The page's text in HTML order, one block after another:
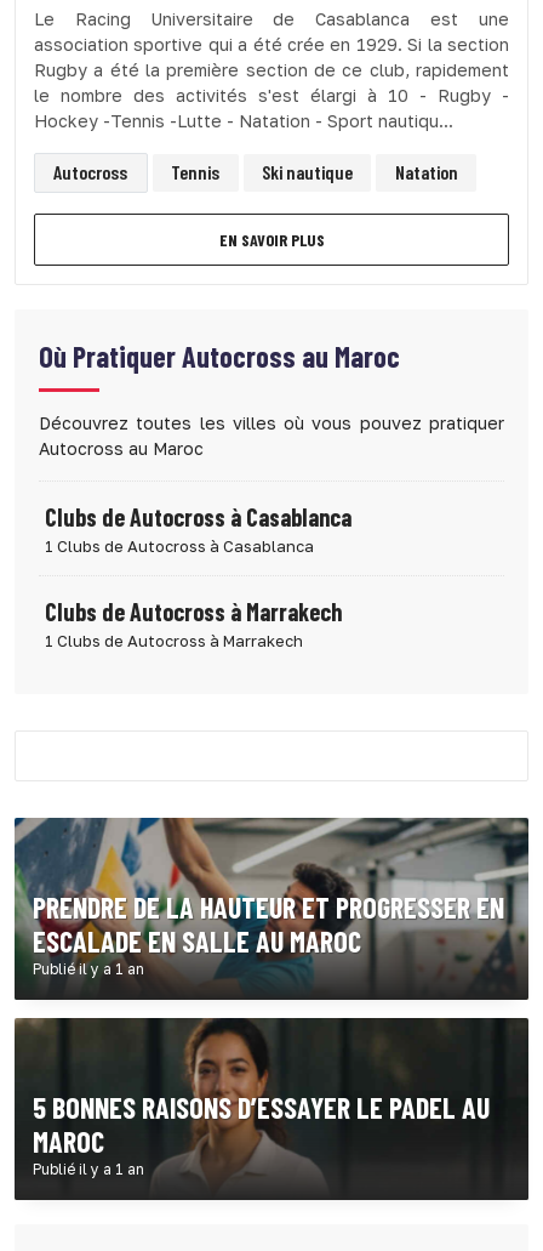
Le Racing Universitaire de Casablanca est une
association sportive qui a été crée en 1929. Si la section
Rugby a été la première section de ce club, rapidement
le nombre des activités s'est élargi à 10 - Rugby -
Hockey -Tennis -Lutte - Natation - Sport nautiqu...
Autocross Tennis Ski nautique Natation
EN SAVOIR PLUS
Où PratiquerAutocross au Maroc
Découvrez toutes les villes où vous pouvez pratiquer
Autocross au Maroc
Clubs de Autocross à Casablanca
1 Clubs de Autocross à Casablanca
Clubs de Autocross à Marrakech
1 Clubs de Autocross à Marrakech
PRENDRE DE LA HAUTEUR ET PROGRESSER EN
ESCALADE EN SALLE AU MAROC
Publié il y a 1 an
5 BONNES RAISONS D’ESSAYER LE PADEL AU
MAROC
Publié il y a 1 an